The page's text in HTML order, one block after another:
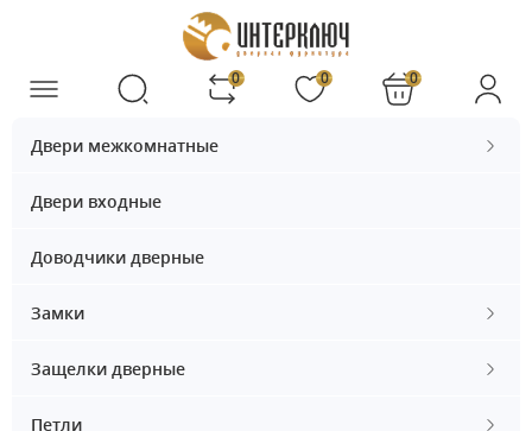
0 0 0
Двери межкомнатные
Двери входные
Доводчики дверные
Замки
Защелки дверные
Петли